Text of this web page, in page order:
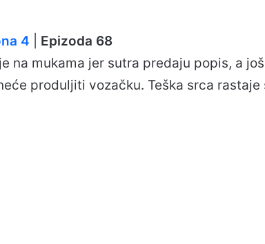
4
Epizoda 68
na mukama jer sutra predaju popis, a
produljiti vozačku. Teška srca